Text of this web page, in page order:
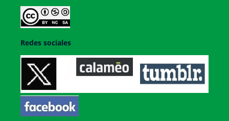
Redes sociales